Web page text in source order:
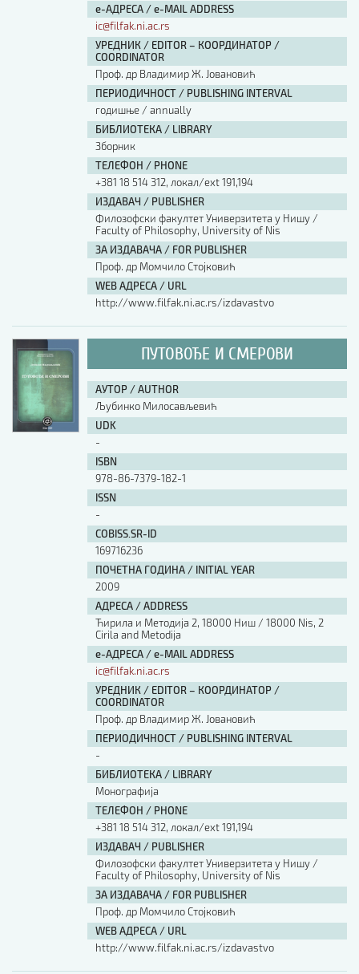
ПРЕТРАГА ИЗДАЊА
Наслов или део наслова
АУТОР / AUTHOR
ISBN
е-АДРЕСА / e-MAIL ADDRESS
ic@filfak.ni.ac.rs
УРЕДНИК / EDITOR – КООРДИНАТОР /
COORDINATOR
Проф. др Владимир Ж. Јовановић
ПЕРИОДИЧНОСТ / PUBLISHING INTERVAL
годишње / annually
БИБЛИОТЕКА / LIBRARY
Зборник
ТЕЛЕФОН / PHONE
+381 18 514 312, локал/ext 191,194
ИЗДАВАЧ / PUBLISHER
Филозофски факултет Универзитета у Нишу /
Faculty of Philosophy, University of Nis
ЗА ИЗДАВАЧА / FOR PUBLISHER
Проф. др Момчило Стојковић
WEB АДРЕСА / URL
http://www.filfak.ni.ac.rs/izdavastvo
ПУТОВОЂЕ И СМЕРОВИ
АУТОР / AUTHOR
Љубинко Милосављевић
UDK
-
ISBN
978-86-7379-182-1
ISSN
-
COBISS.SR-ID
169716236
ПОЧЕТНА ГОДИНА / INITIAL YEAR
2009
АДРЕСА / ADDRESS
Ћирила и Методија 2, 18000 Ниш / 18000 Nis, 2
Cirila and Metodija
е-АДРЕСА / e-MAIL ADDRESS
ic@filfak.ni.ac.rs
УРЕДНИК / EDITOR – КООРДИНАТОР /
COORDINATOR
Проф. др Владимир Ж. Јовановић
ПЕРИОДИЧНОСТ / PUBLISHING INTERVAL
-
БИБЛИОТЕКА / LIBRARY
Монографија
ТЕЛЕФОН / PHONE
+381 18 514 312, локал/ext 191,194
ИЗДАВАЧ / PUBLISHER
Филозофски факултет Универзитета у Нишу /
Faculty of Philosophy, University of Nis
ЗА ИЗДАВАЧА / FOR PUBLISHER
Проф. др Момчило Стојковић
WEB АДРЕСА / URL
http://www.filfak.ni.ac.rs/izdavastvo